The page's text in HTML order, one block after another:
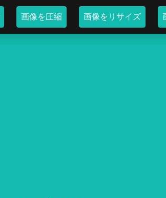
画像を圧縮 画像をリサイズ